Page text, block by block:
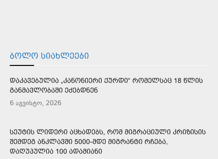
ᲑᲝᲚᲝ ᲡᲘᲐᲮᲚᲔᲔᲑᲘ
ᲓᲐᲙᲐᲕᲔᲑᲣᲚᲘᲐ „ᲙᲐᲜᲝᲜᲘᲔᲠᲘ ᲥᲣᲠᲓᲘ“ ᲠᲝᲛᲔᲚᲡᲐᲪ 18 ᲬᲚᲘᲡ
ᲒᲐᲜᲛᲐᲕᲚᲝᲑᲐᲨᲘ ᲔᲫᲔᲑᲓᲜᲔᲜ
6 აგვისტო, 2026
ᲡᲔᲣᲢᲘᲡ ᲚᲘᲓᲔᲠᲘ ᲐᲪᲮᲐᲓᲔᲑᲡ, ᲠᲝᲛ ᲛᲘᲒᲠᲐᲪᲘᲣᲚᲘ ᲙᲠᲘᲖᲘᲡᲘᲡ
ᲨᲔᲛᲓᲔᲒ ᲐᲜᲙᲚᲐᲕᲨᲘ 5000-ᲛᲓᲔ ᲛᲘᲒᲠᲐᲜᲢᲘ ᲠᲩᲔᲑᲐ,
ᲓᲐᲦᲣᲞᲣᲚᲘᲐ 100 ᲐᲓᲐᲛᲘᲐᲜᲘ